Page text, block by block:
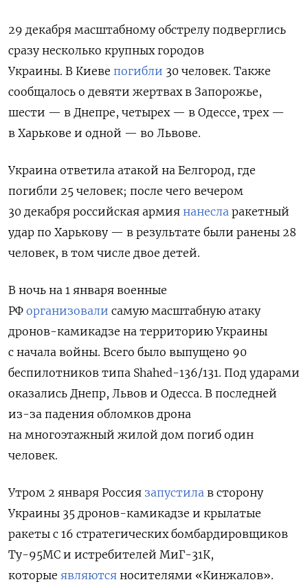
29 декабря масштабному обстрелу подверглись
сразу несколько крупных городов
Украины. В Киеве погибли 30 человек. Также
сообщалось о девяти жертвах в Запорожье,
шести — в Днепре, четырех — в Одессе, трех —
в Харькове и одной — во Львове.
Украина ответила атакой на Белгород, где
погибли 25 человек; после чего вечером
30 декабря российская армия нанесла ракетный
удар по Харькову — в результате были ранены 28
человек, в том числе двое детей.
В ночь на 1 января военные
РФ организовали самую масштабную атаку
дронов-камикадзе на территорию Украины
с начала войны. Всего было выпущено 90
беспилотников типа Shahed-136/131. Под ударами
оказались Днепр, Львов и Одесса. В последней
из-за падения обломков дрона
на многоэтажный жилой дом погиб один
человек.
Утром 2 января Россия запустила в сторону
Украины 35 дронов-камикадзе и крылатые
ракеты с 16 стратегических бомбардировщиков
Ту-95МС и истребителей МиГ-31К,
которые являются носителями «Кинжалов».